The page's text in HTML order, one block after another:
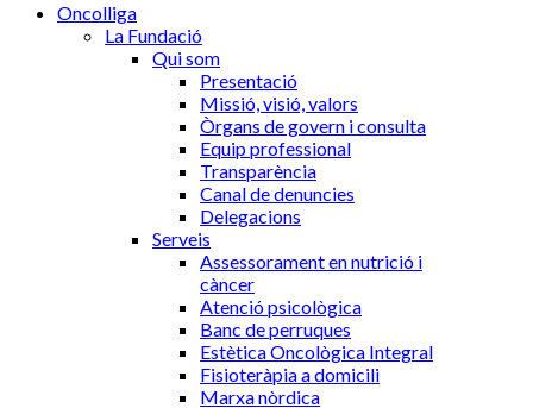
Oncolliga
La Fundació
Qui som
Presentació
Missió, visió, valors
Òrgans de govern i consulta
Equip professional
Transparència
Canal de denuncies
Delegacions
Serveis
Assessorament en nutrició i
càncer
Atenció psicològica
Banc de perruques
Estètica Oncològica Integral
Fisioteràpia a domicili
Marxa nòrdica